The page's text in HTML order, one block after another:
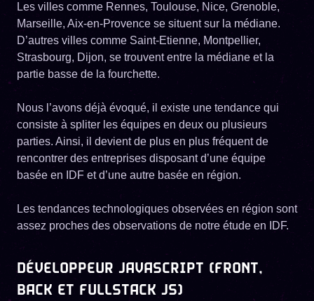
Les villes comme Rennes, Toulouse, Nice, Grenoble,
Marseille, Aix-en-Provence se situent sur la médiane.
D’autres villes comme Saint-Etienne, Montpellier,
Strasbourg, Dijon, se trouvent entre la médiane et la
partie basse de la fourchette.
Nous l’avons déjà évoqué, il existe une tendance qui
consiste à spliter les équipes en deux ou plusieurs
parties. Ainsi, il devient de plus en plus fréquent de
rencontrer des entreprises disposant d’une équipe
basée en IDF et d’une autre basée en région.
Les tendances technologiques observées en région sont
assez proches des observations de notre étude en IDF.
DÉVELOPPEUR JAVASCRIPT (FRONT,
BACK ET FULLSTACK JS)